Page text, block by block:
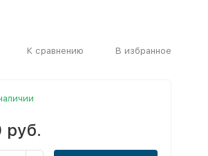
К сравнению В избранное
руб.